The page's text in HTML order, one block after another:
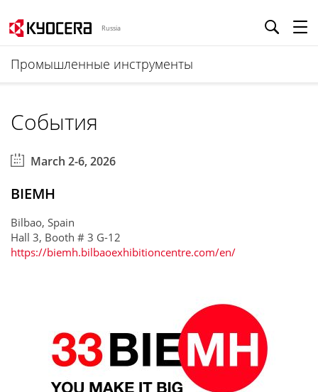
Russia
Промышленные инструменты
События
March 2-6, 2026
BIEMH
Bilbao, Spain
Hall 3, Booth # 3 G-12
https://biemh.bilbaoexhibitioncentre.com/en/